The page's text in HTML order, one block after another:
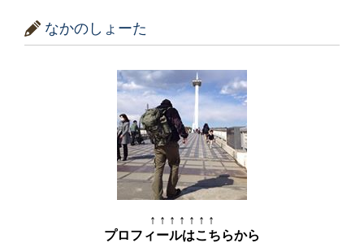
なかのしょーた
↑ ↑ ↑ ↑ ↑ ↑ ↑
プロフィールはこちらから